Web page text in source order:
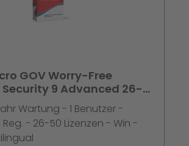
GOV Worry-Free
Security 9 Advanced 26-
Maint. 5er Schr.
Wartung - 1 Benutzer -
- 26-50 Lizenzen - Win -